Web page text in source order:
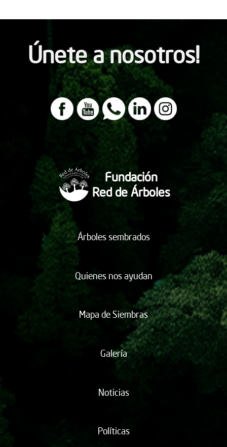
Únete a nosotros!
Fundación
Red de Árboles
Árboles sembrados
Quienes nos ayudan
Mapa de Siembras
Galería
Noticias
Políticas